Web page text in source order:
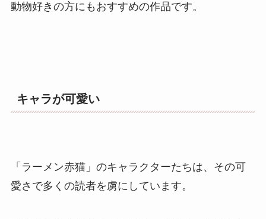
動物好きの方にもおすすめの作品です。
キャラが可愛い
「ラーメン赤猫」のキャラクターたちは、その可
愛さで多くの読者を虜にしています。